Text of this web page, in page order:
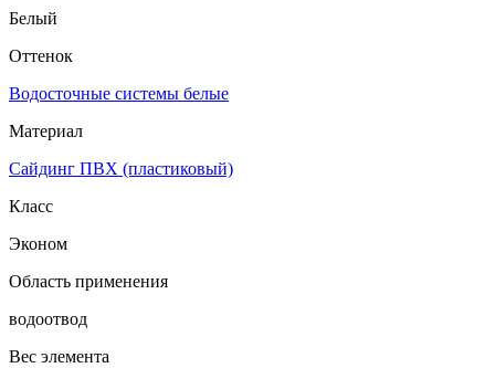
Белый
Оттенок
Водосточные системы белые
Материал
Сайдинг ПВХ (пластиковый)
Класс
Эконом
Область применения
водоотвод
Вес элемента